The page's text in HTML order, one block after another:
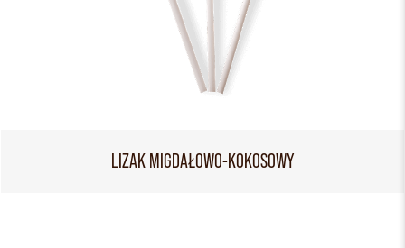
LIZAK MIGDAŁOWO-KOKOSOWY